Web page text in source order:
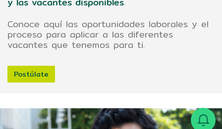
Conoce aquí las oportunidades laborales y el
proceso para aplicar a las diferentes
vacantes que tenemos para ti.
Postúlate